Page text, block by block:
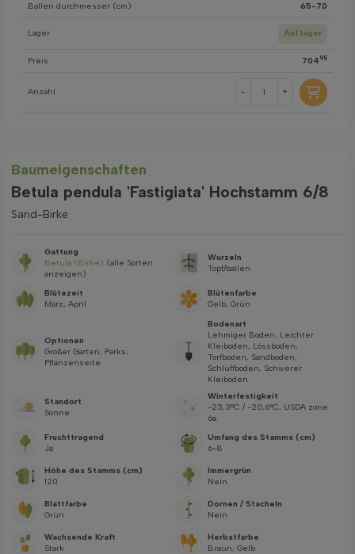
Ballen durchmesser (cm) 65-70
Lager Auf lager
Preis 704 95
Anzahl - +
Baum­eigen­schaften
Betula pendula 'Fastigiata' Hochstamm 6/8
Sand-Birke
Gattung
Betula (Birke) (alle Sorten
anzeigen)
Wurzeln
Topf/ballen
Blütezeit
März, April
Blütenfarbe
Gelb, Grün
Optionen
Großer Garten, Parks,
Pflanzenseite
Bodenart
Lehmiger Boden, Leichter
Kleiboden, Lössboden,
Torfboden, Sandboden,
Schluffboden, Schwerer
Kleiboden
Standort
Sonne
Winterfestigkeit
-23,3°C / -20,6°C, USDA zone
6a
Fruchttragend
Ja
Umfang des Stamms (cm)
6-8
Höhe des Stamms (cm)
120
Immergrün
Nein
Blattfarbe
Grün
Dornen / Stacheln
Nein
Wachsende Kraft
Stark
Herbstfarbe
Braun, Gelb